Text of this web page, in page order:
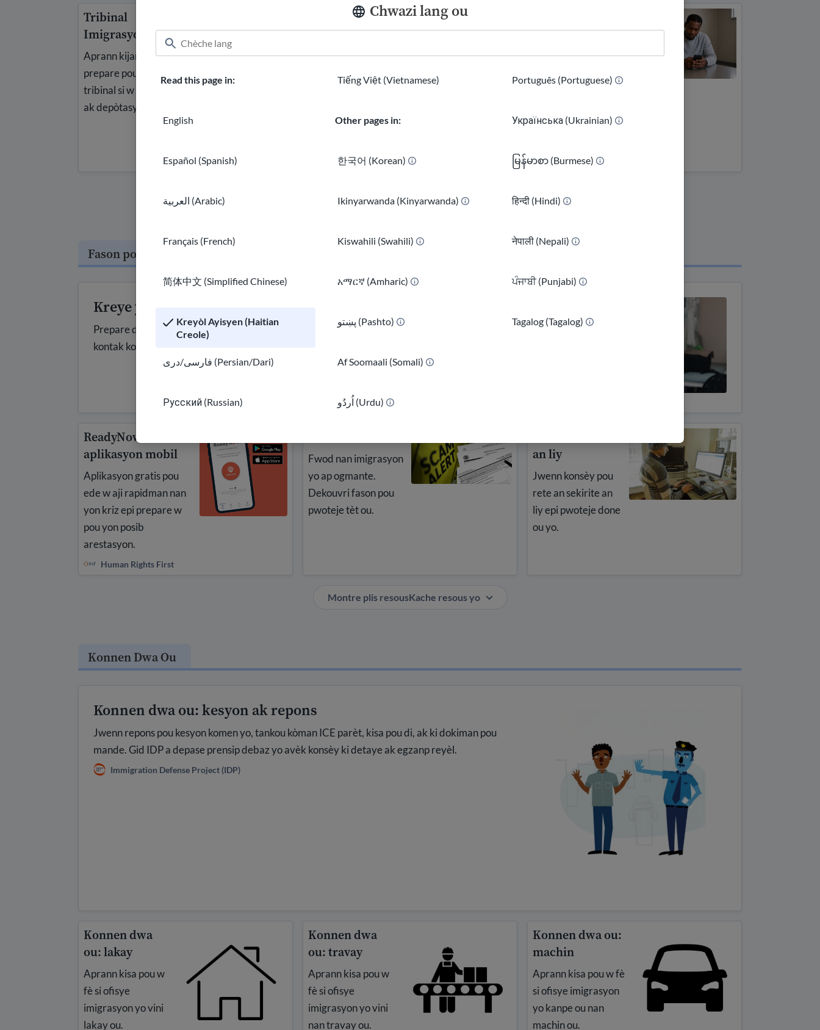
Chwazi lang ou
Read this page in:
English
Español (Spanish)
العربية (Arabic)
Français (French)
简体中文 (Simplified Chinese)
Kreyòl Ayisyen (Haitian
Creole)
فارسی/دری (Persian/Dari)
Русский (Russian)
Tiếng Việt (Vietnamese)
Other pages in:
한국어 (Korean)
Ikinyarwanda (Kinyarwanda)
Kiswahili (Swahili)
አማርኛ (Amharic)
پښتو (Pashto)
Af Soomaali (Somali)
اُردُو (Urdu)
Português (Portuguese)
Українська (Ukrainian)
မြန်မာစာ (Burmese)
हिन्दी (Hindi)
नेपाली (Nepali)
ਪੰਜਾਬੀ (Punjabi)
Tagalog (Tagalog)
Tribinal
Imigrasyon
Aprann kijan pou
prepare pou odyans
tribinal si w ap fè fas
ak depòtasyon.
Detansyon
imigrasyon
Dekouvri kisa pou
atann nan sant
detansyon imigrasyon
plasman an
detansyon ou a
Zouti gratis pou
prepare yon petisyon
liberasyon nan
DetentionHelp
Fason pou Pwoteje Tèt ou
Kreye yon plan sekirite
Prepare davans kapab ede pwoteje w ak fanmi w si w pa gen yon estati legal. Aprann kijan pou chwazi
kontak konfyans, òganize dokiman, jere lajan ak swen medikal, epi planifye swen pou pitit ou yo.
ReadyNow!
aplikasyon mobil
Aplikasyon gratis pou
ede w aji rapidman nan
yon kriz epi prepare w
pou yon posib
arestasyon.
Human Rights First
Fwod nan imigrasyon
yo ap ogmante.
Dekouvri fason pou
pwoteje tèt ou.
an liy
Jwenn konsèy pou
rete an sekirite an
liy epi pwoteje done
ou yo.
Montre plis resousKache resous yo
Konnen Dwa Ou
Konnen dwa ou: kesyon ak repons
Jwenn repons pou kesyon komen yo, tankou kòman ICE parèt, kisa pou di, ak ki dokiman pou
mande. Gid IDP a depase prensip debaz yo avèk konsèy ki detaye ak egzanp reyèl.
Immigration Defense Project (IDP)
Konnen dwa
ou: lakay
Aprann kisa pou w
fè si ofisye
imigrasyon yo vini
lakay ou.
Konnen dwa
ou: travay
Aprann kisa pou w
fè si ofisye
imigrasyon yo vini
nan travay ou.
Konnen dwa ou:
machin
Aprann kisa pou w fè
si ofisye imigrasyon
yo kanpe ou nan
machin ou.